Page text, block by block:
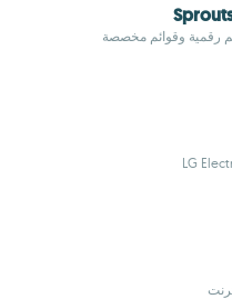
رقمية وقوائم مخصصة
LG